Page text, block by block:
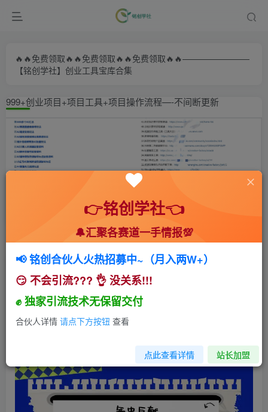
🔥🔥免费领取🔥🔥免费领取🔥🔥免费领取🔥🔥————————
【铭创学社】创业工具宝库合集
999+创业项目+项目工具+项目操作流程—-不间断更新
首页 🍻会员专享 📚综合教程 正文
某付费文：年中巨献-你现在贫穷和困境，其实都
有解决的思路 (进来抄作业)
小助手
567 98
👉铭创学社👈
🔔汇聚各赛道一手情报💯
📢 铭创合伙人火热招募中~（月入两W+）
😏 不会引流??? 👌 没关系!!!
✊ 独家引流技术无保留交付
合伙人详情 请点下方按钮 查看
点此查看详情 站长加盟